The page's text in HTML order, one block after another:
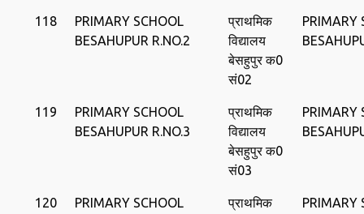
118
PRIMARY SCHOOL
BESAHUPUR R.NO.2
प्राथमिक
विद्यालय
बेसहुपुर क0
सं02
PRIMARY
119
PRIMARY SCHOOL
BESAHUPUR R.NO.3
प्राथमिक
विद्यालय
बेसहुपुर क0
सं03
PRIMARY
120
PRIMARY SCHOOL
प्राथमिक
PRIMARY